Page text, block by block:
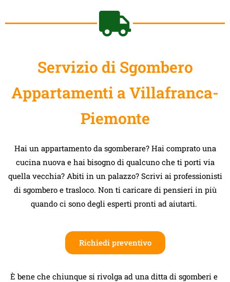
Servizio di Sgombero
Appartamenti a Villafranca-
Piemonte
Hai un appartamento da sgomberare? Hai comprato una
cucina nuova e hai bisogno di qualcuno che ti porti via
quella vecchia? Abiti in un palazzo? Scrivi ai professionisti
di sgombero e trasloco. Non ti caricare di pensieri in più
quando ci sono degli esperti pronti ad aiutarti.
Richiedi preventivo
È bene che chiunque si rivolga ad una ditta di sgomberi e